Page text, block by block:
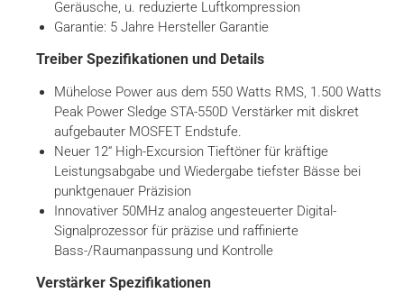
Geräusche, u. reduzierte Luftkompression
Garantie: 5 Jahre Hersteller Garantie
Treiber Spezifikationen und Details
Mühelose Power aus dem 550 Watts RMS, 1.500 Watts
Peak Power Sledge STA-550D Verstärker mit diskret
aufgebauter MOSFET Endstufe.
Neuer 12“ High-Excursion Tieftöner für kräftige
Leistungsabgabe und Wiedergabe tiefster Bässe bei
punktgenauer Präzision
Innovativer 50MHz analog angesteuerter Digital-
Signalprozessor für präzise und raffinierte
Bass-/Raumanpassung und Kontrolle
Verstärker Spezifikationen